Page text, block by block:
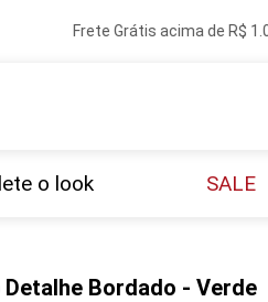
Frete Grátis acima de R$ 1.000
o look SALE
Detalhe Bordado - Verde